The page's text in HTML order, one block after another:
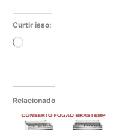
Curtir isso:
Carregando...
Relacionado